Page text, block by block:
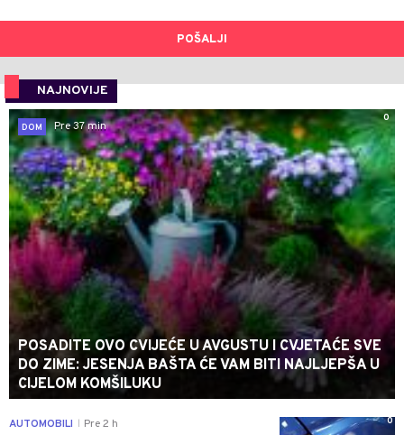
POŠALJI
NAJNOVIJE
0
DOM
Pre 37 min
POSADITE OVO CVIJEĆE U AVGUSTU I CVJETAĆE SVE
DO ZIME: JESENJA BAŠTA ĆE VAM BITI NAJLJEPŠA U
CIJELOM KOMŠILUKU
0
AUTOMOBILI Pre 2 h